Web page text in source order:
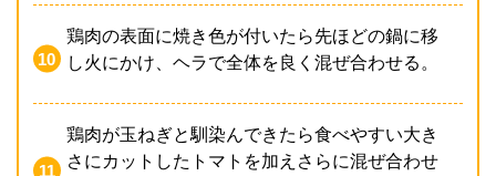
鶏肉の表面に焼き色が付いたら先ほどの鍋に移
し火にかけ、ヘラで全体を良く混ぜ合わせる。
鶏肉が玉ねぎと馴染んできたら食べやすい大き
さにカットしたトマトを加えさらに混ぜ合わせ